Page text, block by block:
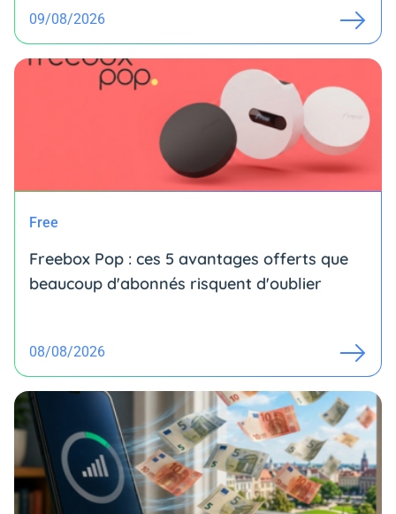
09/08/2026
Free
Freebox Pop : ces 5 avantages offerts que
beaucoup d'abonnés risquent d'oublier
08/08/2026